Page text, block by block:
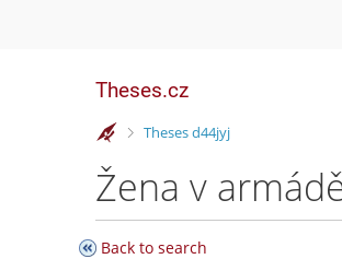
Theses.cz
>
Theses d44jyj
Back to search